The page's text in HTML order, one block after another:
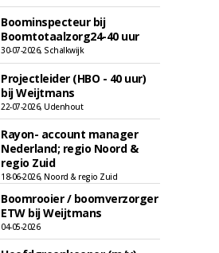
Boominspecteur bij
Boomtotaalzorg24-40 uur
30-07-2026, Schalkwijk
Projectleider (HBO - 40 uur)
bij Weijtmans
22-07-2026, Udenhout
Rayon- account manager
Nederland; regio Noord &
regio Zuid
18-06-2026, Noord & regio Zuid
Boomrooier / boomverzorger
ETW bij Weijtmans
04-05-2026